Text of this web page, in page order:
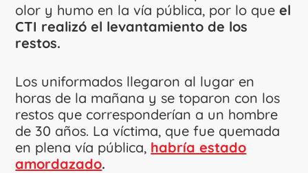
olor y humo en la vía pública, por lo queel
CTI realizó el levantamiento de los
restos.
Los uniformados llegaron al lugar en
horas de la mañana y se toparon con los
restos que corresponderían a un hombre
de 30 años. La víctima, que fue quemada
en plena vía pública, habría estado
amordazado.